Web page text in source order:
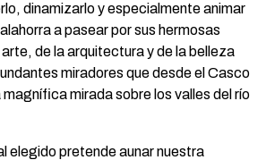
dinamizarlo y especialmente animar
a pasear por sus hermosas
de la arquitectura y de la belleza
miradores que desde el Casco
magnífica mirada sobre los valles del río
elegido pretende aunar nuestra